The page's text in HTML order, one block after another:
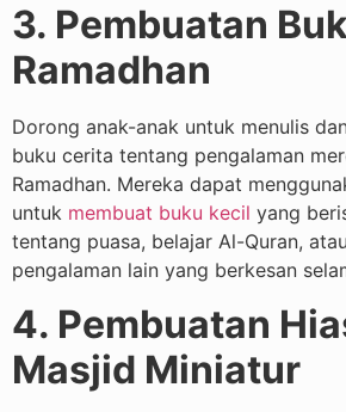
3. Pembuatan
Ramadhan
Dorong anak-anak untuk menulis
buku cerita tentang pengalaman
Ramadhan. Mereka dapat
untuk membuat buku kecil yang
tentang puasa, belajar Al-Quran,
pengalaman lain yang berkesan
4. Pembuatan
Masjid Miniatur